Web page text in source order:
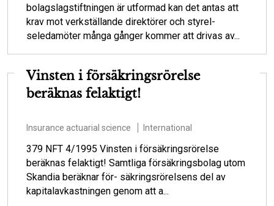
bolagslagstiftningen är utformad kan det antas att
krav mot verkställande direktörer och styrel-
seledamöter många gånger kommer att drivas av...
Vinsten i försäkringsrörelse
beräknas felaktigt!
Insurance actuarial science International
379 NFT 4/1995 Vinsten i försäkringsrörelse
beräknas felaktigt! Samtliga försäkringsbolag utom
Skandia beräknar för- säkringsrörelsens del av
kapitalavkastningen genom att a...